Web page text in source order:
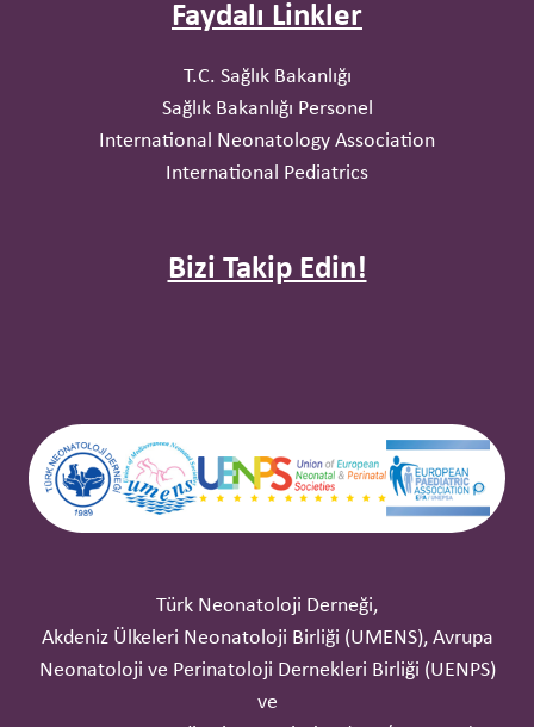
Faydalı Linkler
T.C. Sağlık Bakanlığı
Sağlık Bakanlığı Personel
International Neonatology Association
International Pediatrics
Bizi Takip Edin!
Türk Neonatoloji Derneği,
Akdeniz Ülkeleri Neonatoloji Birliği (UMENS), Avrupa
Neonatoloji ve Perinatoloji Dernekleri Birliği (UENPS)
ve